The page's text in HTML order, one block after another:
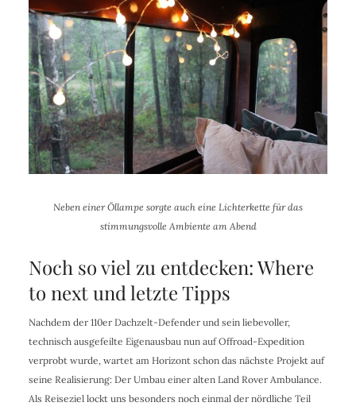
Neben einer Öllampe sorgte auch eine Lichterkette für das
stimmungsvolle Ambiente am Abend
Noch so viel zu entdecken: Where
to next und letzte Tipps
Nachdem der 110er Dachzelt-Defender und sein liebevoller,
technisch ausgefeilte Eigenausbau nun auf Offroad-Expedition
verprobt wurde, wartet am Horizont schon das nächste Projekt auf
seine Realisierung: Der Umbau einer alten Land Rover Ambulance.
Als Reiseziel lockt uns besonders noch einmal der nördliche Teil